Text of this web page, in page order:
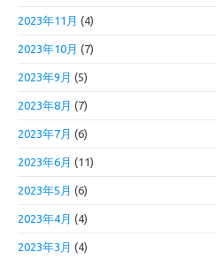
2023年11月 (4)
2023年10月 (7)
2023年9月 (5)
2023年8月 (7)
2023年7月 (6)
2023年6月 (11)
2023年5月 (6)
2023年4月 (4)
2023年3月 (4)